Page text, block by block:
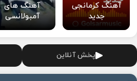
آهنگ کرمانجی
جدید
آهنگ های
آمبولانسی
پخش آنلاین